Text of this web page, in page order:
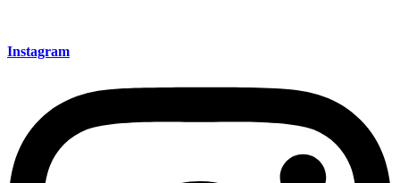
Instagram